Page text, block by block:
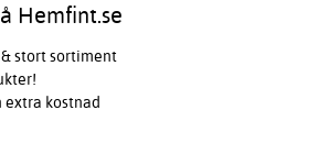
Hemfint.se
stort sortiment
kostnad